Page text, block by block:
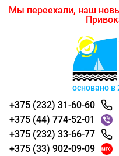
Мы переехали, наш
основано в
+375 (232) 31-60-60
+375 (44) 774-52-01
+375 (232) 33-66-77
+375 (33) 902-09-09